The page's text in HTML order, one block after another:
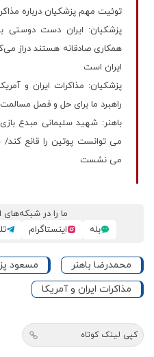
توئیت مهم پزشکیان درباره
پزشکیان: ایران دست دوستی
همکاری صادقانه هستند دراز
ایران است
پزشکیان: مذاکرات ایران و
راهبرد ما برای حل و فصل
باهنر: شهید سلیمانی مبدع
می توانست پوتین را قانع کند/
می نشست
ما را در شبکه‌های
بله
اینستاگرام
محمدرضا باهنر
مسعود
مذاکرات ایران و آمریکا
کپی لینک کوتاه